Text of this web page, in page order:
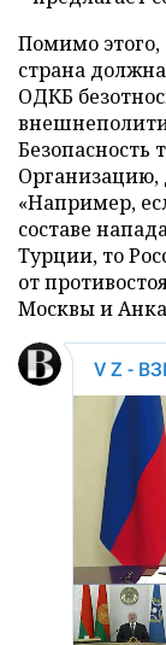
Помимо
страна
ОДКБ
Безопасность
Организацию,
«Например,
составе
Турции, то
от
Москвы и